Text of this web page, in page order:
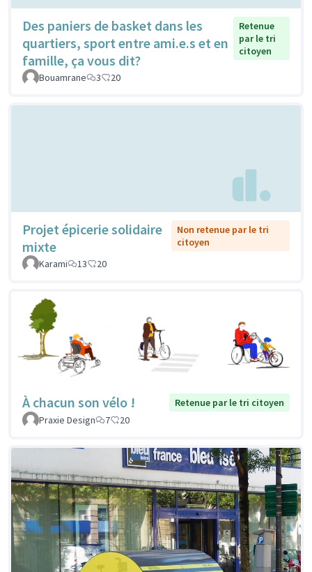
Des paniers de basket dans les
quartiers, sport entre ami.e.s et en
famille, ça vous dit?
Retenue
par le tri
citoyen
Bouamrane 3 20
Projet épicerie solidaire
mixte
Non retenue par le tri
citoyen
Karami
13 20
À chacun son vélo !
Retenue par le tri citoyen
Praxie Design
7 20